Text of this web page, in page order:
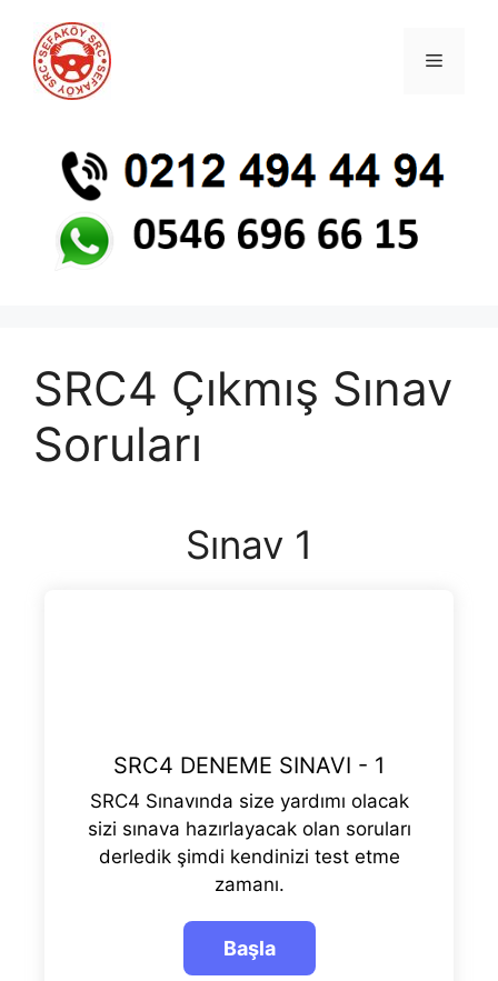
SRC4 Çıkmış Sınav
Soruları
Sınav 1
SRC4 DENEME SINAVI - 1
SRC4 Sınavında size yardımı olacak
sizi sınava hazırlayacak olan soruları
derledik şimdi kendinizi test etme
zamanı.